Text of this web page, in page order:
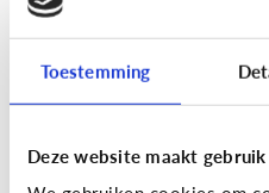
Toestemming
Deze website maakt
Fun met media
Maak je eigen